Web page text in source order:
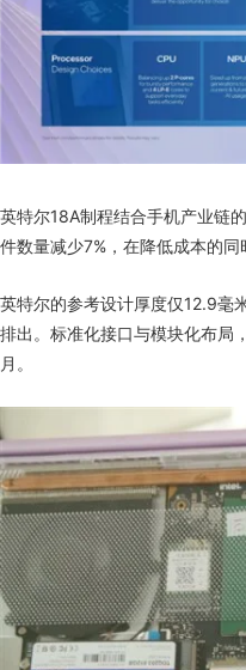
英特尔18A制程结合手机产业链
件数量减少7%，在降低成本的同
英特尔的参考设计厚度仅12.9毫
排出。标准化接口与模块化布局
月。